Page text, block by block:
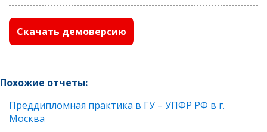
Скачать демоверсию
Похожие отчеты:
Преддипломная практика в ГУ – УПФР РФ в г.
Москва